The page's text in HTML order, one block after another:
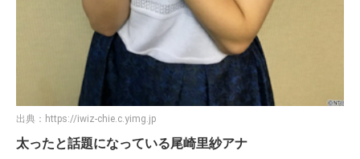
出典： https://iwiz-chie.c.yimg.jp
太ったと話題になっている尾崎里紗アナ